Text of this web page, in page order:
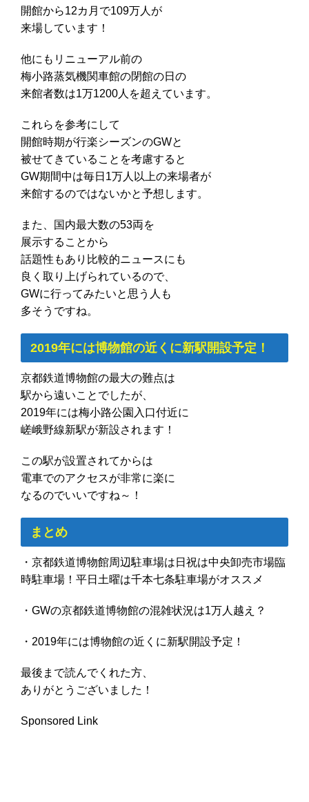
開館から12カ月で109万人が
来場しています！
他にもリニューアル前の
梅小路蒸気機関車館の閉館の日の
来館者数は1万1200人を超えています。
これらを参考にして
開館時期が行楽シーズンのGWと
被せてきていることを考慮すると
GW期間中は毎日1万人以上の来場者が
来館するのではないかと予想します。
また、国内最大数の53両を
展示することから
話題性もあり比較的ニュースにも
良く取り上げられているので、
GWに行ってみたいと思う人も
多そうですね。
2019年には博物館の近くに新駅開設予定！
京都鉄道博物館の最大の難点は
駅から遠いことでしたが、
2019年には梅小路公園入口付近に
嵯峨野線新駅が新設されます！
この駅が設置されてからは
電車でのアクセスが非常に楽に
なるのでいいですね～！
まとめ
・京都鉄道博物館周辺駐車場は日祝は中央卸売市場臨
時駐車場！平日土曜は千本七条駐車場がオススメ
・GWの京都鉄道博物館の混雑状況は1万人越え？
・2019年には博物館の近くに新駅開設予定！
最後まで読んでくれた方、
ありがとうございました！
Sponsored Link